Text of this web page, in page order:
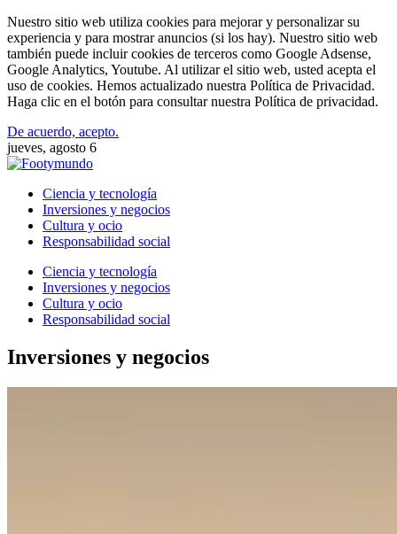
Nuestro sitio web utiliza cookies para mejorar y personalizar su
experiencia y para mostrar anuncios (si los hay). Nuestro sitio web
también puede incluir cookies de terceros como Google Adsense,
Google Analytics, Youtube. Al utilizar el sitio web, usted acepta el
uso de cookies. Hemos actualizado nuestra Política de Privacidad.
Haga clic en el botón para consultar nuestra Política de privacidad.
De acuerdo, acepto.
jueves, agosto 6
Ciencia y tecnología
Inversiones y negocios
Cultura y ocio
Responsabilidad social
Ciencia y tecnología
Inversiones y negocios
Cultura y ocio
Responsabilidad social
Inversiones y negocios